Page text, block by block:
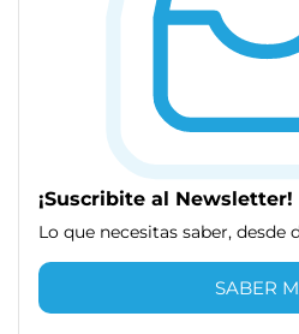
¡Suscribite al Newsletter!
Lo que necesitas saber, desde
SABER